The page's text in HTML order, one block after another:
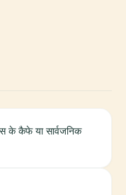
के कैफे या सार्वजनिक